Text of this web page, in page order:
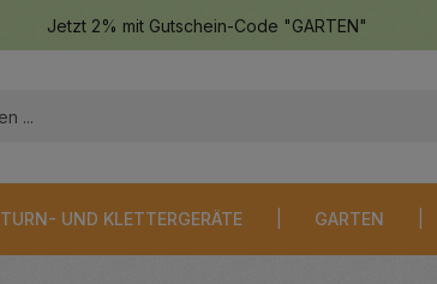
Jetzt 2% mit Gutschein-Code "GARTEN"
TURN- UND KLETTERGERÄTE GARTEN